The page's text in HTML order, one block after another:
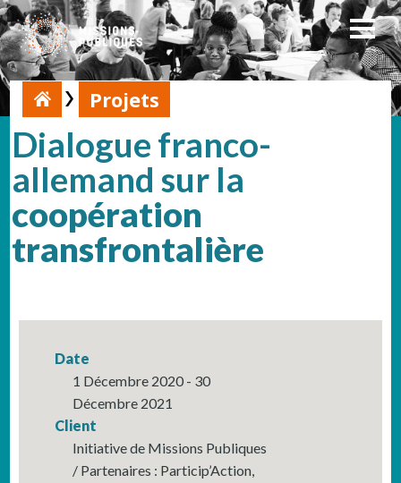
Projets
Dialogue franco-
allemand sur la
coopération
transfrontalière
Date
1 Décembre 2020 - 30
Décembre 2021
Client
Initiative de Missions Publiques
/ Partenaires : Particip’Action,